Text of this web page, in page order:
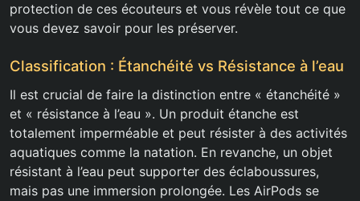
protection de ces écouteurs et vous révèle tout ce que
vous devez savoir pour les préserver.
Classification : Étanchéité vs Résistance à l’eau
Il est crucial de faire la distinction entre « étanchéité »
et « résistance à l’eau ». Un produit étanche est
totalement imperméable et peut résister à des activités
aquatiques comme la natation. En revanche, un objet
résistant à l’eau peut supporter des éclaboussures,
mais pas une immersion prolongée. Les AirPods se